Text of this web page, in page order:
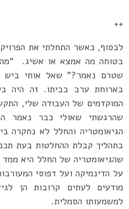
++
לבסוף, כאשר התחלתי את
בטוחה מה אמצא או אשיג.
המוקדמים של העבודה שלי,
שהרגשתי שאולי כבר נאמר
הגיאומטריה והחלל לא נחקרה
בתהליך קבלת ההחלטות בעת
שהגיאומטריה של החלל היא
על הדינמיקה ועל דפוסי
מודעים לעתים קרובות הן
למשמעותו הסמלית.